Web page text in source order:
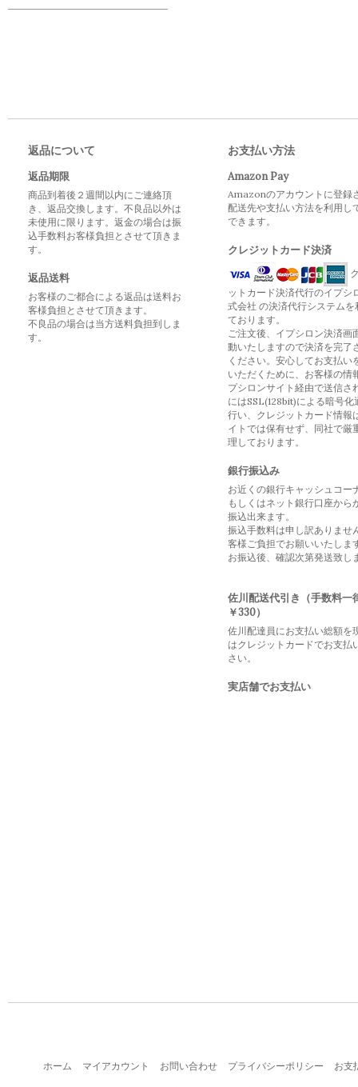
返品について
返品期限
商品到着後２週間以内にご連絡頂
き、返品交換します。不良品以外は
未使用に限ります。返金の場合は振
込手数料お客様負担とさせて頂きま
す。
返品送料
お客様のご都合による返品は送料お
客様負担とさせて頂きます。
不良品の場合は当方送料負担到しま
す。
お支払い方法
Amazon Pay
Amazonのアカウントに登録
配送先や支払い方法を利用し
できます。
クレジットカード決済
ットカード決済代行のイプシ
式会社 の決済代行システムを
ております。
ご注文後、イプシロン決済画
動いたしますので決済を完了
ください。安心してお支払い
いただくために、お客様の情
プシロンサイト経由で送信さ
にはSSL(128bit)による暗号化
行い、クレジットカード情報
イトでは保有せず、同社で厳
理しております。
銀行振込み
お近くの銀行キャッシュコー
もしくはネット銀行口座から
振込出来ます。
振込手数料は申し訳ありませ
客様ご負担でお願いいたしま
お振込後、確認次第発送致し
佐川配送代引き（手数料一
￥330）
佐川配達員にお支払い総額を
はクレジットカードでお支払
さい。
実店舗でお支払い
ホーム マイアカウント お問い合わせ プライバシーポリシー お支